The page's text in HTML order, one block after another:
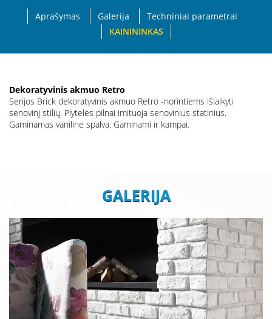
Aprašymas Galerija
Techniniai parametrai
KAINININKAS
Dekoratyvinis akmuo Retro
Serijos Brick dekoratyvinis akmuo Retro -norintiems išlaikyti
senovinį stilių. Plytelės pilnai imituoja senovinius statinius.
Gaminamas vaniline spalva. Gaminami ir kampai.
GALERIJA